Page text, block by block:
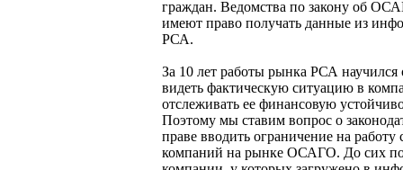
граждан. Ведомства по закону об
имеют право получать данные из
РСА.
За 10 лет работы рынка РСА научился
видеть фактическую ситуацию в
отслеживать ее финансовую
Поэтому мы ставим вопрос о
праве вводить ограничение на работу
компаний на рынке ОСАГО. До сих